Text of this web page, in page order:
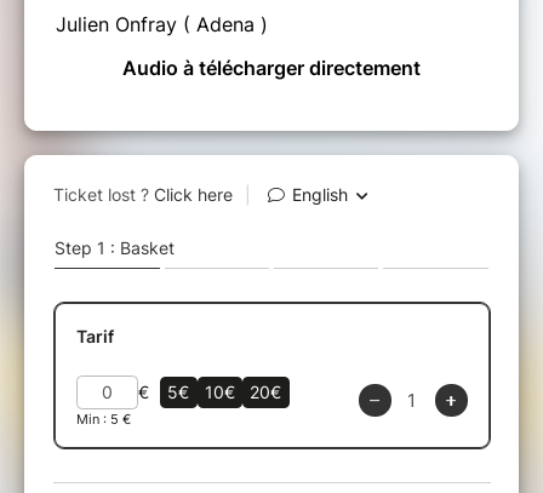
Julien Onfray ( Adena )
Audio à télécharger directement